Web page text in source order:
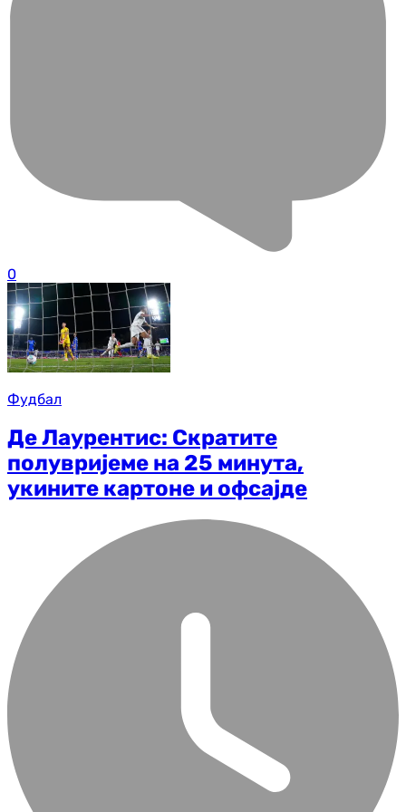
0
Фудбал
Де Лаурентис: Скратите
полувријеме на 25 минута,
укините картоне и офсајде